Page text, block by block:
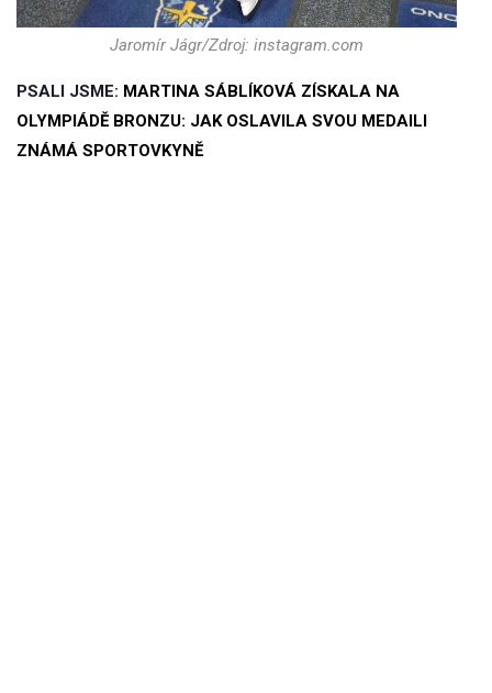
Jaromír Jágr/Zdroj: instagram.com
PSALI JSME: MARTINA SÁBLÍKOVÁ ZÍSKALA NA
OLYMPIÁDĚ BRONZU: JAK OSLAVILA SVOU MEDAILI
ZNÁMÁ SPORTOVKYNĚ